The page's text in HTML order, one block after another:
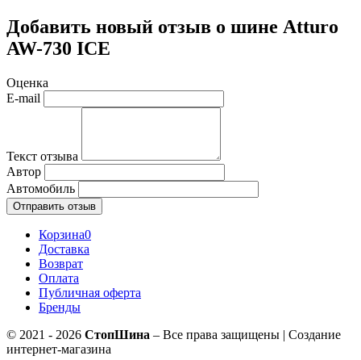
Добавить новый отзыв о шине Atturo
AW-730 ICE
Оценка
E-mail
Текст отзыва
Автор
Автомобиль
Отправить отзыв
Корзина0
Доставка
Возврат
Оплата
Публичная оферта
Бренды
© 2021 - 2026 СтопШина – Все права защищены | Создание
интернет-магазина